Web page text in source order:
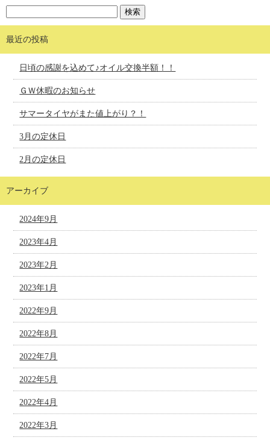
最近の投稿
日頃の感謝を込めて♪オイル交換半額！！
ＧＷ休暇のお知らせ
サマータイヤがまた値上がり？！
3月の定休日
2月の定休日
アーカイブ
2024年9月
2023年4月
2023年2月
2023年1月
2022年9月
2022年8月
2022年7月
2022年5月
2022年4月
2022年3月